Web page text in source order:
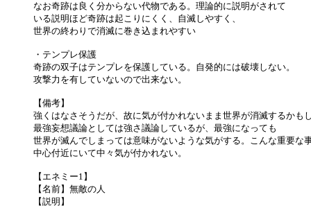
なお奇跡は良く分からない代物である。理論的に説明がされて
いる説明ほど奇跡は起こりにくく、自滅しやすく、
世界の終わりで消滅に巻き込まれやすい
・テンプレ保護
奇跡の双子はテンプレを保護している。自発的には破壊しない。
攻撃力を有していないので出来ない。
【備考】
強くはなさそうだが、故に気が付かれないまま世界が消滅するかもし
最強妄想議論としては強さ議論しているが、最強になっても
世界が滅んでしまっては意味がないような気がする。こんな重要な
中心付近にいて中々気が付かれない。
【エネミー1】
【名前】無敵の人
【説明】